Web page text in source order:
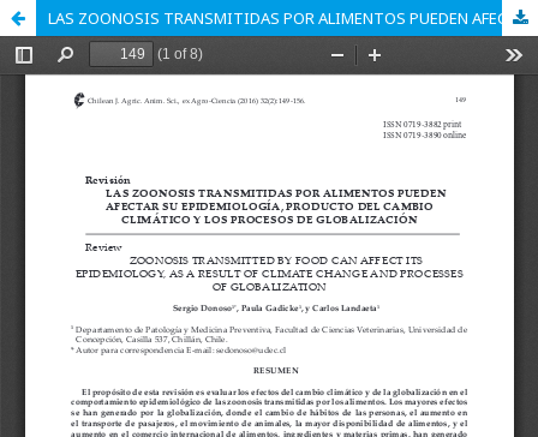
LAS ZOONOSIS TRANSMITIDAS POR ALIMENTOS PUEDEN AFECTAR SU EPIDEMIOLOGÍA, PRODUCTO DEL CAMBIO CLIMÁTICO Y LOS PROCESOS DE GLOBALIZACIÓN